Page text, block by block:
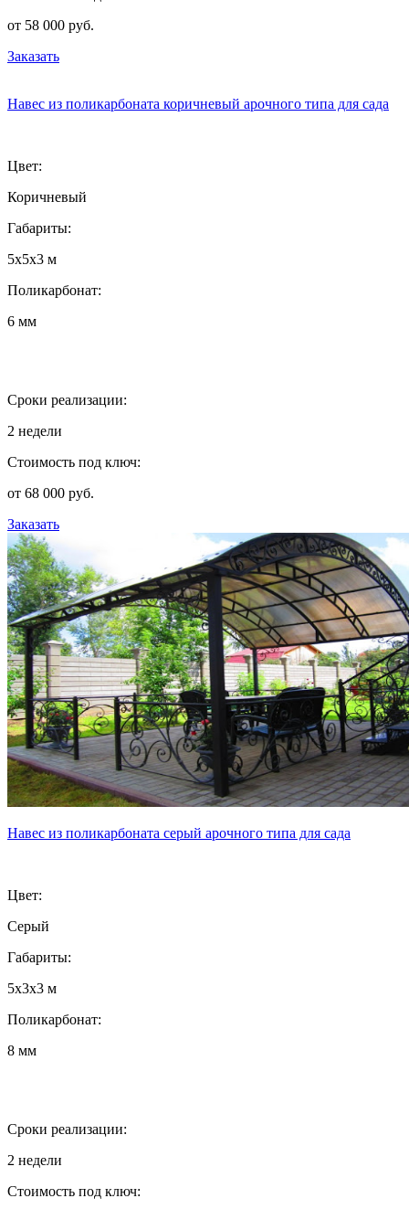
от 58 000 руб.
Заказать
Навес из поликарбоната коричневый арочного типа для сада
Цвет:
Коричневый
Габариты:
5х5х3 м
Поликарбонат:
6 мм
Сроки реализации:
2 недели
Стоимость под ключ:
от 68 000 руб.
Заказать
Навес из поликарбоната серый арочного типа для сада
Цвет:
Серый
Габариты:
5х3х3 м
Поликарбонат:
8 мм
Сроки реализации:
2 недели
Стоимость под ключ: